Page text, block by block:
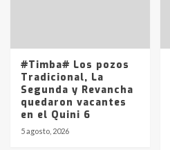
#Timba# Los pozos
Tradicional, La
Segunda y Revancha
quedaron vacantes
en el Quini 6
5 agosto, 2026